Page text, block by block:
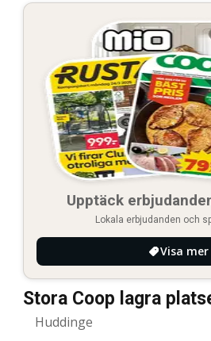
Upptäck
Lokala erbjudanden och
Visa mer
Stora Coop lagra
Huddinge